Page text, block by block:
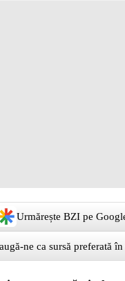
Urmărește BZI pe
ne ca sursă preferată